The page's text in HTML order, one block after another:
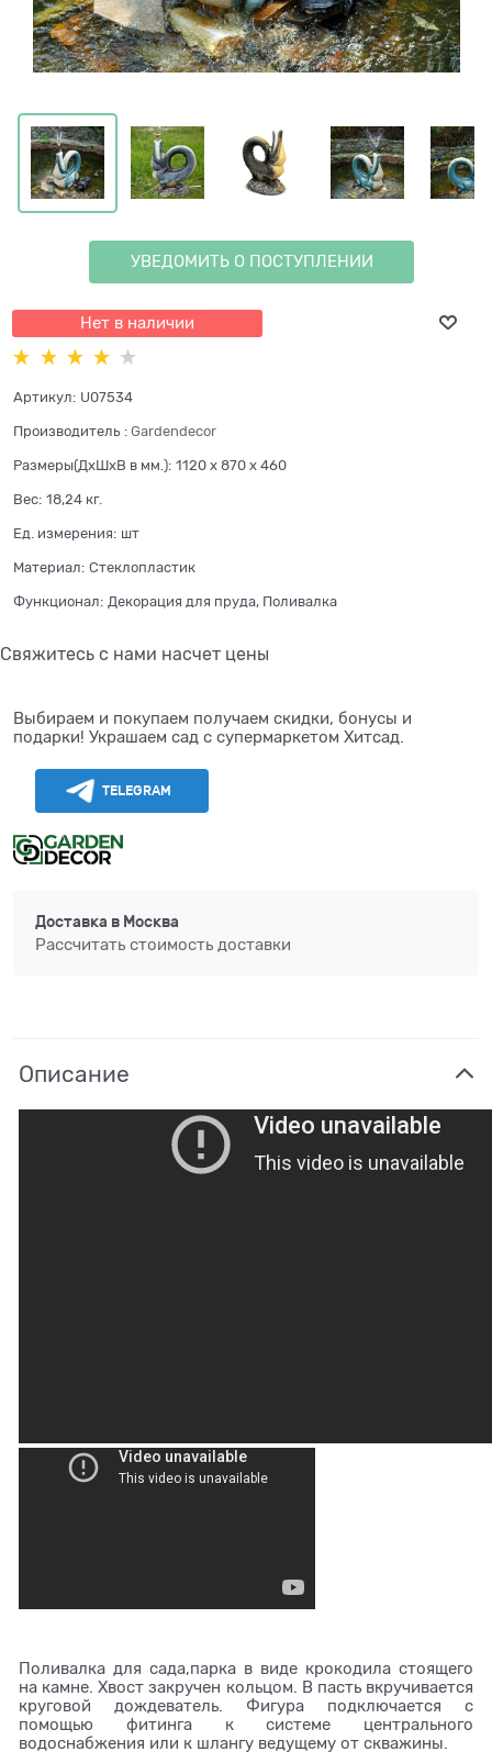
УВЕДОМИТЬ О ПОСТУПЛЕНИИ
Нет в наличии
Артикул: U07534
Производитель : Gardendecor
Размеры(ДхШхВ в мм.): 1120 x 870 x 460
Вес: 18,24 кг.
Ед. измерения: шт
Материал: Стеклопластик
Функционал: Декорация для пруда, Поливалка
Свяжитесь с нами насчет цены
Выбираем и покупаем получаем скидки, бонусы и
подарки! Украшаем сад с супермаркетом Хитсад.
TELEGRAM
Доставка в Москва
Рассчитать стоимость доставки
Описание
Поливалка для сада,парка в виде крокодила стоящего
на камне. Хвост закручен кольцом. В пасть вкручивается
круговой дождеватель. Фигура подключается с
помощью фитинга к системе центрального
водоснабжения или к шлангу ведущему от скважины.